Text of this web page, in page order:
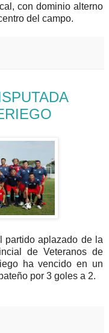
con dominio alterno
del campo.
partido aplazado de la
de Veteranos de
ha vencido en un
por 3 goles a 2.